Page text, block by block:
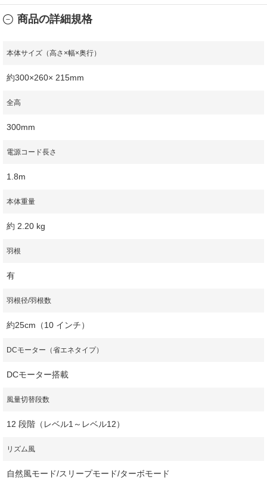
商品の詳細規格
本体サイズ（高さ×幅×奥行）
約300×260× 215mm
全高
300mm
電源コード長さ
1.8m
本体重量
約 2.20 kg
羽根
有
羽根径/羽根数
約25cm（10 インチ）
DCモーター（省エネタイプ）
DCモーター搭載
風量切替段数
12 段階（レベル1～レベル12）
リズム風
自然風モード/スリープモード/ターボモード